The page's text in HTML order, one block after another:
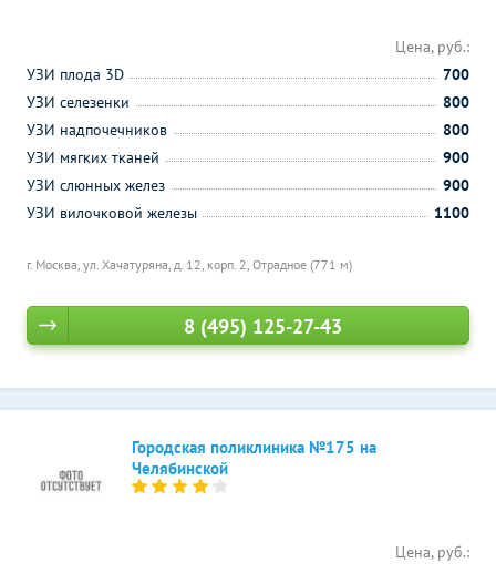
г. Москва, ул. Хачатуряна, д. 12, корп. 2, Отрадное (771 м)
Цена, руб.:
УЗИ плода 3D
700
УЗИ селезенки
800
УЗИ надпочечников
800
УЗИ мягких тканей
900
УЗИ слюнных желез
900
УЗИ вилочковой железы
1100
8 (495) 125-27-43
Городская поликлиника №175 на
Челябинской
Цена, руб.: